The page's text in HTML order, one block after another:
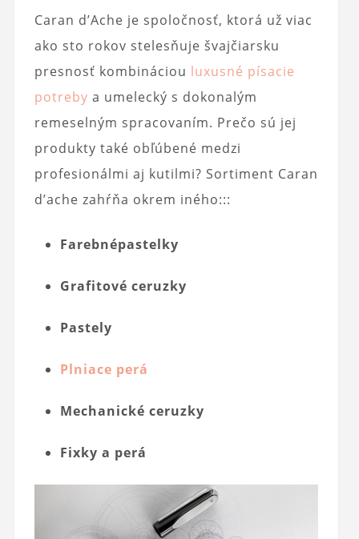
Caran d’Ache je spoločnosť, ktorá už viac
ako sto rokov stelesňuje švajčiarsku
presnosť kombináciou luxusné písacie
potreby a umelecký s dokonalým
remeselným spracovaním. Prečo sú jej
produkty také obľúbené medzi
profesionálmi aj kutilmi? Sortiment Caran
d’ache zahŕňa okrem iného:::
Farebnépastelky
Grafitové ceruzky
Pastely
Plniace perá
Mechanické ceruzky
Fixky a perá